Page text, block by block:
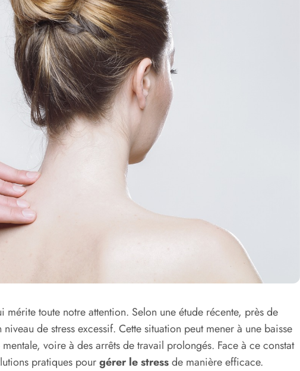
mérite toute notre attention. Selon une étude récente, près de
de stress excessif. Cette situation peut mener à une baisse
voire à des arrêts de travail prolongés. Face à ce constat
pratiques pourgérer le stressde manière efficace.